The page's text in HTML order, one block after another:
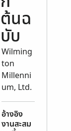
ต้นฉ
บับ
Wilming
ton
Millenni
um, Ltd.
อ้างอิง
งานสะสม